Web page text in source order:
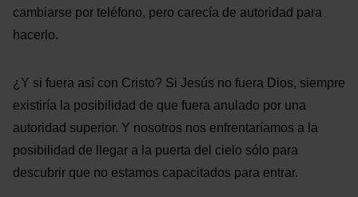
cambiarse por teléfono, pero carecía de autoridad para
hacerlo.
¿Y si fuera así con Cristo? Si Jesús no fuera Dios, siempre
existiría la posibilidad de que fuera anulado por una
autoridad superior. Y nosotros nos enfrentaríamos a la
posibilidad de llegar a la puerta del cielo sólo para
descubrir que no estamos capacitados para entrar.